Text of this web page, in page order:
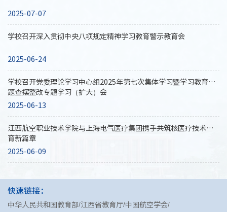
2025-07-07
学校召开深入贯彻中央八项规定精神学习教育警示教育会
2025-06-24
学校召开党委理论学习中心组2025年第七次集体学习暨学习教育问
题查摆整改专题学习（扩大）会
2025-06-13
江西航空职业技术学院与上海电气医疗集团携手共筑核医疗技术教
育新篇章
2025-06-09
快速链接：
中华人民共和国教育部 江西省教育厅 中国航空学会